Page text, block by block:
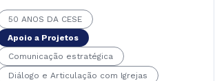
50 ANOS DA CESE
Apoio a Projetos
Comunicação estratégica
Diálogo e Articulação com Igrejas